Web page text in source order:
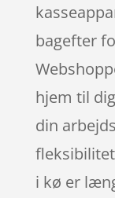
bagefter
hjem til
din
i kø er